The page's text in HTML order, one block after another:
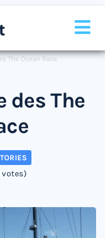
The Ocean Race
des The
votes)